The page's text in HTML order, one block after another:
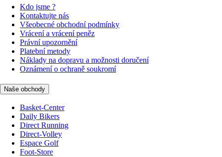
Kdo jsme ?
Kontaktujte nás
Všeobecné obchodní podmínky
Vrácení a vrácení peněz
Právní upozornění
Platební metody
Náklady na dopravu a možnosti doručení
Oznámení o ochraně soukromí
Naše obchody
Basket-Center
Daily Bikers
Direct Running
Direct-Volley
Espace Golf
Foot-Store